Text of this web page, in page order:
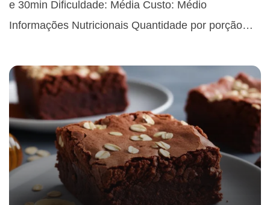
e 30min Dificuldade: Média Custo: Médio
Informações Nutricionais Quantidade por porção…